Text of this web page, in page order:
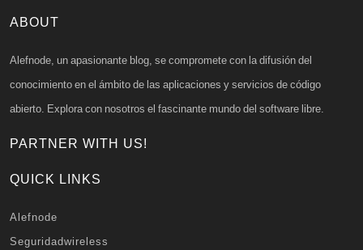
ABOUT
Alefnode, un apasionante blog, se compromete con la difusión del
conocimiento en el ámbito de las aplicaciones y servicios de código
abierto. Explora con nosotros el fascinante mundo del software libre.
PARTNER WITH US!
QUICK LINKS
Alefnode
Seguridadwireless